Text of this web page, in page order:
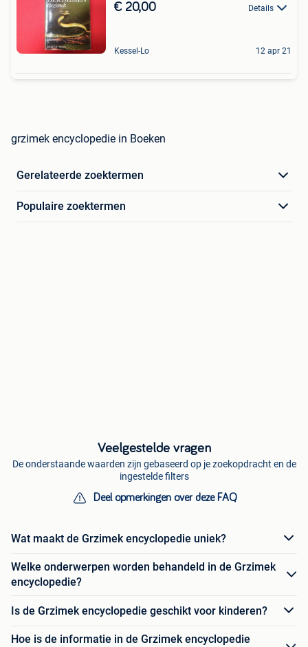
€ 20,00 Details
Kessel-Lo 12 apr 21
grzimek encyclopedie in Boeken
Gerelateerde zoektermen
Populaire zoektermen
Veelgestelde vragen
De onderstaande waarden zijn gebaseerd op je zoekopdracht en de
ingestelde filters
Deel opmerkingen over deze FAQ
Wat maakt de Grzimek encyclopedie uniek?
Welke onderwerpen worden behandeld in de Grzimek
encyclopedie?
Is de Grzimek encyclopedie geschikt voor kinderen?
Hoe is de informatie in de Grzimek encyclopedie